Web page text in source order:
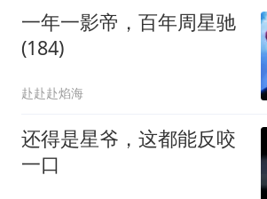
一年一影帝，百年周星驰
(184)
赴赴赴焰海
还得是星爷，这都能反咬
一口